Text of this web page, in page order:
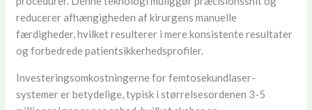
reducerer afhængigheden af kirurgens manuelle
færdigheder, hvilket resulterer i mere konsistente resultater
og forbedrede patientsikkerhedsprofiler.
Investeringsomkostningerne for femtosekundlaser-
systemer er betydelige, typisk i størrelsesordenen 3-5